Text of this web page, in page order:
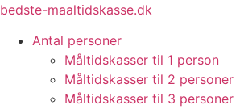
Videre
indhold
bedste-maaltidskasse.dk
Antal personer
Måltidskasser til 1 person
Måltidskasser til 2 personer
Måltidskasser til 3 personer